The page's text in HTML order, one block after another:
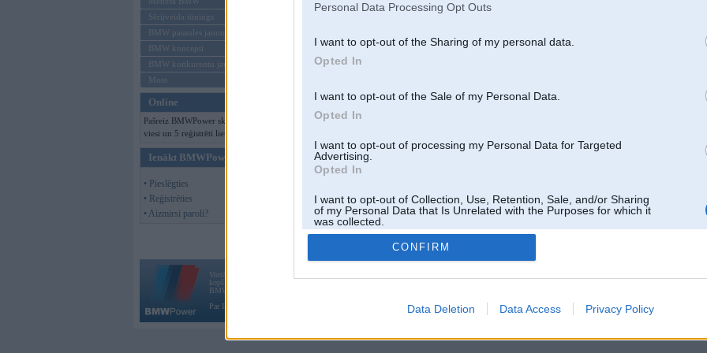
Personal Data Processing Opt Outs
I want to opt-out of the Sharing of my personal data.
Opted In
I want to opt-out of the Sale of my Personal Data.
Opted In
I want to opt-out of processing my Personal Data for Targeted
Advertising.
Opted In
I want to opt-out of Collection, Use, Retention, Sale, and/or Sharing
of my Personal Data that Is Unrelated with the Purposes for which it
was collected.
Opted Out
CONFIRM
Data Deletion Data Access Privacy Policy
Sērijveida tūnings
BMW pasaules jaunumi
BMW koncepti
BMW konkurentu jaunumi
Moto
Online
Pašreiz BMWPower skatās 315
viesi un 5 reģistrēti lietotāji.
Ienākt BMWPower
• Pieslēgties
• Reģistrēties
• Aizmirsi paroli?
Vortāls BMWPower.lv darbojas
kopš 2002. gada 14. maija. Tas nav auto klubs un nav saistīts ar
BMW AG.
Par BMWPower